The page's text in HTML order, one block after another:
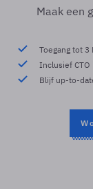
Maak een
Toegang tot 3
Inclusief CTO
Blijf up-to-